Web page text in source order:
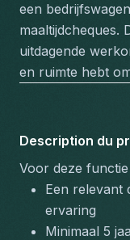
een
maaltijdcheques.
uitdagende
en ruimte hebt
Description du
Voor deze
Een relevant
ervaring
Minimaal 5